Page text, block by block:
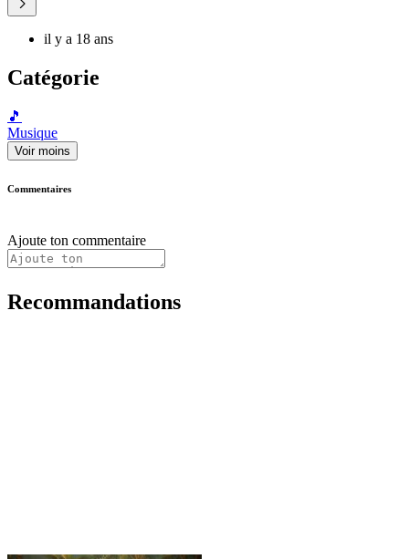
il y a 18 ans
Catégorie
🎵
Musique
Voir moins
Commentaires
Ajoute ton commentaire
Recommandations